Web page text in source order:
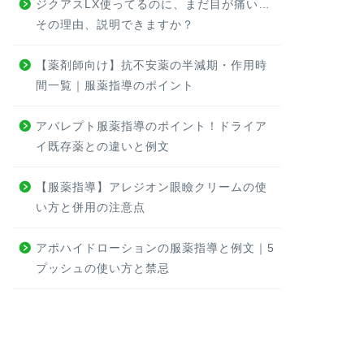
ジクアスLX使ってるのに、まだ目が痛い…
その理由、説明できますか？
【薬剤師向け】抗不安薬の半減期・作用時
間一覧｜服薬指導のポイント
アバレプト服薬指導のポイント！ドライア
イ既存薬との違いと例文
【服薬指導】アレジオン眼瞼クリームの使
い方と併用の注意点
アポハイドローションの服薬指導と例文｜5
プッシュの使い方と禁忌